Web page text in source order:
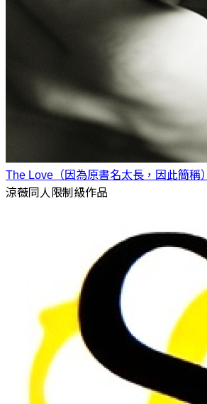
The Love（因為原書名太長，因此簡稱）
涼薇同人限制級作品